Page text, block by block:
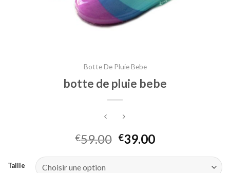
Botte De Pluie Bebe
botte de pluie bebe
€59.00 €39.00
Taille